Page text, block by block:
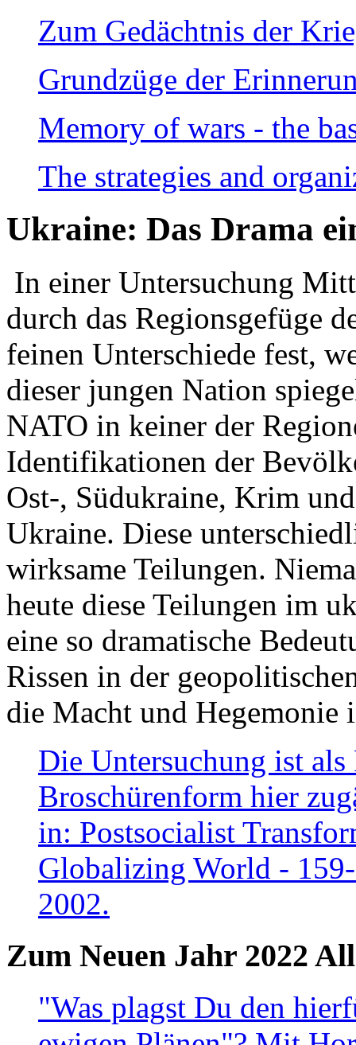
Zum Gedächtnis der
Grundzüge der
Memory of wars - the
The strategies and
Ukraine: Das Drama
In einer Untersuchung
durch das Regionsgefüge
feinen Unterschiede fest,
dieser jungen Nation
NATO in keiner der
Identifikationen der
Ost-, Südukraine, Krim
Ukraine. Diese
wirksame Teilungen.
heute diese Teilungen im
eine so dramatische
Rissen in der
die Macht und Hegemonie
Die Untersuchung ist
Broschürenform hier
in: Postsocialist
Globalizing World -
2002.
Zum Neuen Jahr 2022
"Was plagst Du den